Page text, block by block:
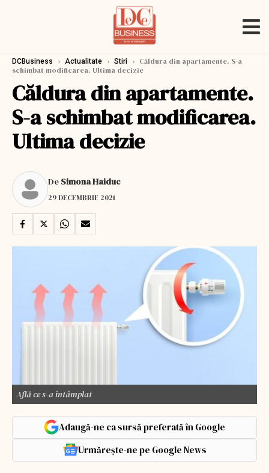
DCBusiness › Actualitate › Stiri › Căldura din apartamente. S-a
schimbat modificarea. Ultima decizie
Căldura din apartamente.
S-a schimbat modificarea.
Ultima decizie
De Simona Haiduc
29 DECEMBRIE 2021
Află ce s-a întâmplat
Adaugă-ne ca sursă preferată în Google
Urmărește-ne pe Google News